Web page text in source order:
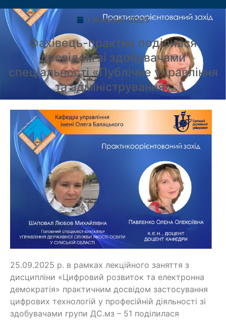
1 Жовтня, 2025
Фахівець-практик поділився
досвідом зі здобувачами
спеціальності «Публічне управління
та адміністрування»
25.09.2025 р. в рамках лекційного заняття з
дисципліни «Цифровий розвиток та електронна
демократія» практичним досвідом застосування
цифрових технологій у професійній діяльності зі
здобувачами групи ДС.мз – 51 поділилася